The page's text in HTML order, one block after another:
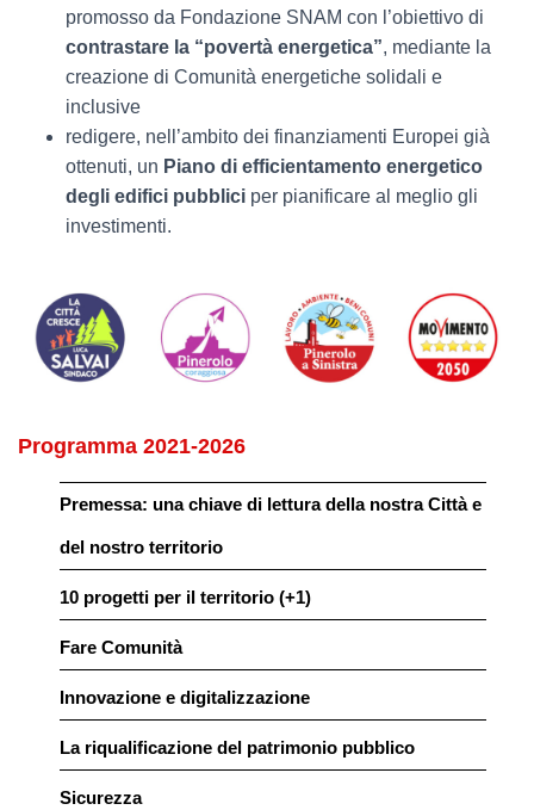
promosso da Fondazione SNAM con l’obiettivo di
contrastare la “povertà energetica”, mediante la
creazione di Comunità energetiche solidali e
inclusive
redigere, nell’ambito dei finanziamenti Europei già
ottenuti, un Piano di efficientamento energetico
degli edifici pubblici per pianificare al meglio gli
investimenti.
Programma 2021-2026
Premessa: una chiave di lettura della nostra Città e
del nostro territorio
10 progetti per il territorio (+1)
Fare Comunità
Innovazione e digitalizzazione
La riqualificazione del patrimonio pubblico
Sicurezza